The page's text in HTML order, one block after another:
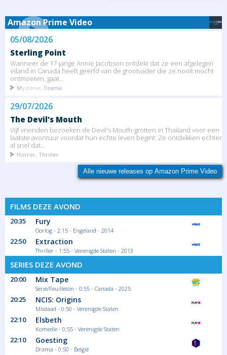
Amazon Prime Video
05/08/2026
Sterling Point
Wanneer de 17-jarige Annie Jacobson ontdekt dat ze een afgelegen
eiland in Canada heeft geërfd van de grootvader die ze nooit mocht
ontmoeten, gaat...
Mysterie, Drama
29/07/2026
The Devil's Mouth
Vijf vrienden bezoeken de Devil's Mouth-grotten in Thailand voor een
laatste avontuur voordat hun echte leven begint. Ze ontdekken echter
al snel dat...
Horror, Thriller
Alle nieuwe releases op Amazon Prime Video
FILMS DEZE AVOND
20:35 Fury
Oorlog - 2:15 - Engeland - 2014
22:50 Extraction
Thriller - 1:55 - Verenigde Staten - 2013
SERIES DEZE AVOND
20:00 Mix Tape
Serie/Feuilleton - 0:55 - Canada - 2025
20:25 NCIS: Origins
Misdaad - 0:50 - Verenigde Staten
22:10 Elsbeth
Komedie - 0:55 - Verenigde Staten
22:10 Goesting
Drama - 0:50 - België